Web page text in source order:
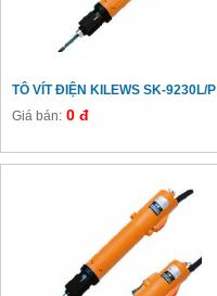
TÔ VÍT ĐIỆN KILEWS SK-9230L/P
Giá bán: 0 đ